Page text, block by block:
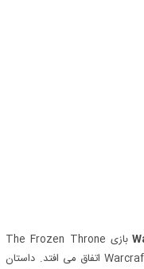
بازی The Frozen Throne
چندین ماه پس از وقایع Warcraft III: Reign of Chaos اتفاق می افتد. داستان